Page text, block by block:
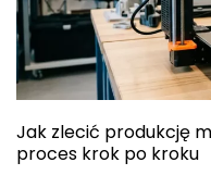
Jak zlecić produkcję
proces krok po kroku